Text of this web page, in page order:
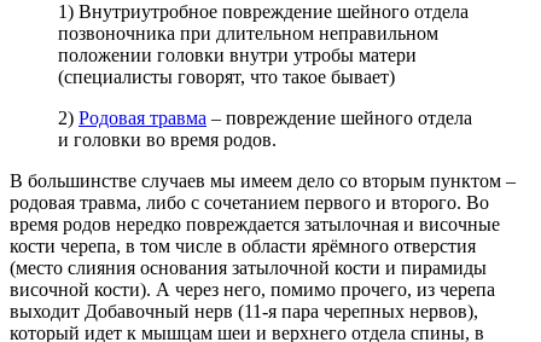
1) Внутриутробное повреждение шейного отдела
позвоночника при длительном неправильном
положении головки внутри утробы матери
(специалисты говорят, что такое бывает)
2) Родовая травма – повреждение шейного отдела
и головки во время родов.
В большинстве случаев мы имеем дело со вторым пунктом –
родовая травма, либо с сочетанием первого и второго. Во
время родов нередко повреждается затылочная и височные
кости черепа, в том числе в области ярёмного отверстия
(место слияния основания затылочной кости и пирамиды
височной кости). А через него, помимо прочего, из черепа
выходит Добавочный нерв (11-я пара черепных нервов),
который идет к мышцам шеи и верхнего отдела спины, в